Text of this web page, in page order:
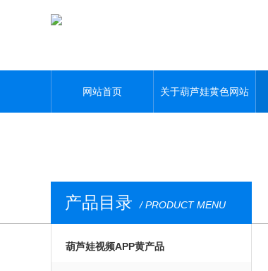
网站首页 关于葫芦娃黄色网站
产品目录 / PRODUCT MENU
葫芦娃视频APP黄产品